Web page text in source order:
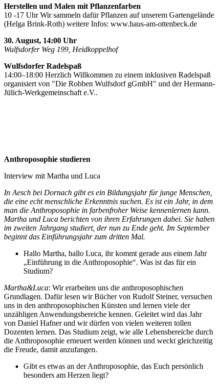
Herstellen und Malen mit Pflanzenfarben
10 -17 Uhr Wir sammeln dafür Pflanzen auf unserem Gartengelände
(Helga Brink-Roth) weitere Infos: www.haus-am-ottenbeck.de
30. August, 14:00 Uhr
Wulfsdorfer Weg 199, Heidkoppelhof
Wulfsdorfer Radelspaß
14:00–18:00 Herzlich Willkommen zu einem inklusiven Radelspaß
organisiert von "Die Robben Wulfsdorf gGmbH" und der Hermann-
Jülich-Werkgemeinschaft e.V..
Anthroposophie studieren
Interview mit Martha und Luca
In Aesch bei Dornach gibt es ein Bildungsjahr für junge Menschen,
die eine echt menschliche Erkenntnis suchen. Es ist ein Jahr, in dem
man die Anthroposophie in farbenfroher Weise kennenlernen kann.
Martha und Luca berichten von ihren Erfahrungen dabei. Sie haben
im zweiten Jahrgang studiert, der nun zu Ende geht. Im September
beginnt das Einführungsjahr zum dritten Mal.
Hallo Martha, hallo Luca, ihr kommt gerade aus einem Jahr
„Einführung in die Anthroposophie“. Was ist das für ein
Studium?
Martha&Luca: Wir erarbeiten uns die anthroposophischen
Grundlagen. Dafür lesen wir Bücher von Rudolf Steiner, versuchen
uns in den anthroposophischen Künsten und lernen viele der
unzähligen Anwendungsbereiche kennen. Geleitet wird das Jahr
von Daniel Hafner und wir dürfen von vielen weiteren tollen
Dozenten lernen. Das Studium zeigt, wie alle Lebensbereiche durch
die Anthroposophie erneuert werden können und weckt gleichzeitig
die Freude, damit anzufangen.
Gibt es etwas an der Anthroposophie, das Euch persönlich
besonders am Herzen liegt?